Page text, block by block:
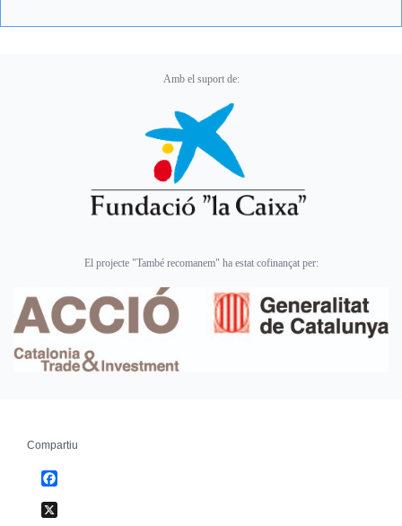
Amb el suport de:
El projecte "També recomanem" ha estat cofinançat per:
Compartiu